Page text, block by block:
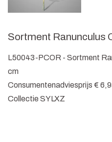
Sortment Ranunculus
L50043-PCOR - Sortment
cm
Consumentenadviesprijs €
Collectie SYLXZ